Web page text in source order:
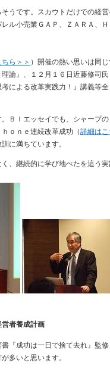
うです。スカウトだけでの経
ル小売業ＧＡＰ、ＺＡＲＡ、
ら＞＞ ）開催の熱い思いは同
論』、１２月１６日近藤修司
による改革実践力！』講義等
ＢＩエッセイでも、シャープ
ｏｎｅ連続改革成功（詳細はこ
に満ちています。
、継続的に学び地べたを這う
営者養成計画
『成功は一日で捨て去れ』監
多いと思います。